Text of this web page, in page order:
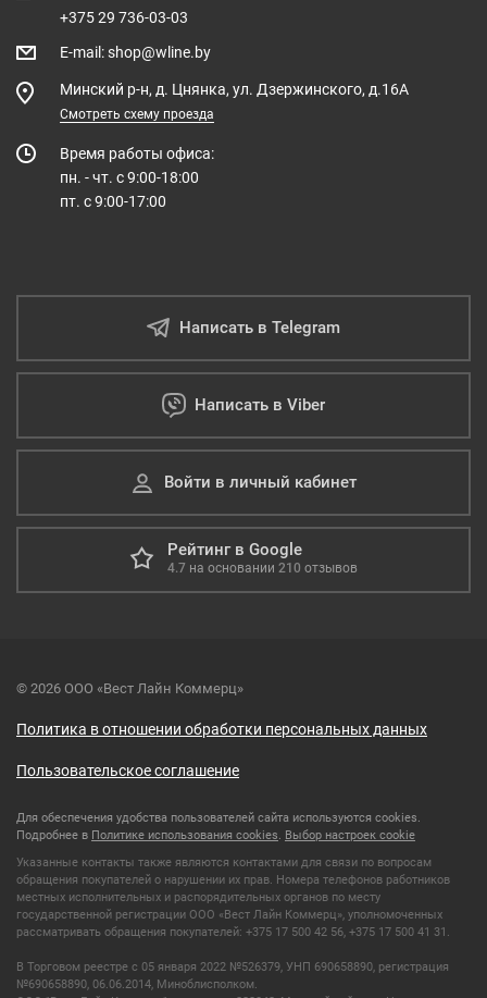
+375 29 736-03-03
E-mail :shop@wline.by
Минский р-н, д. Цнянка, ул. Дзержинского, д.16А
Смотреть схему проезда
Время работы офиса:
пн. - чт. с 9:00-18:00
пт. с 9:00-17:00
Написать в Telegram
Написать в Viber
Войти в личный кабинет
Рейтинг в Google
4.7 на основании 210 отзывов
© 2026 ООО «Вест Лайн Коммерц»
Политика в отношении обработки персональных данных
Пользовательское соглашение
Для обеспечения удобства пользователей сайта используются cookies.
Подробнее в Политике использования cookies. Выбор настроек cookie
Указанные контакты также являются контактами для связи по вопросам
обращения покупателей о нарушении их прав. Номера телефонов работников
местных исполнительных и распорядительных органов по месту
государственной регистрации ООО «Вест Лайн Коммерц», уполномоченных
рассматривать обращения покупателей: +375 17 500 42 56, +375 17 500 41 31.
В Торговом реестре с 05 января 2022 №526379, УНП 690658890, регистрация
№690658890, 06.06.2014, Миноблисполком.